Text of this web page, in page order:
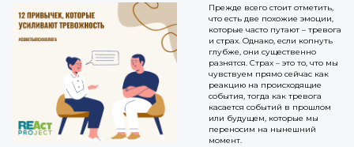
Прежде всего стоит отметить,
что есть две похожие эмоции,
которые часто путают – тревога
и страх. Однако, если копнуть
глубже, они существенно
разнятся. Страх – это то, что мы
чувствуем прямо сейчас как
реакцию на происходящие
события, тогда как тревога
касается событий в прошлом
или будущем, которые мы
переносим на нынешний
момент.